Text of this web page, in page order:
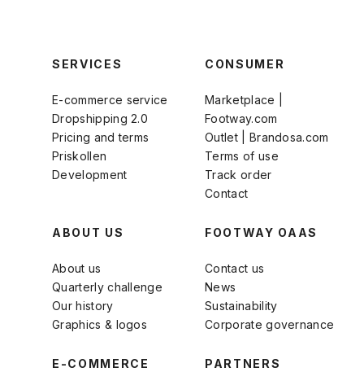
SERVICES
E-commerce service
Dropshipping 2.0
Pricing and terms
Priskollen
Development
CONSUMER
Marketplace |
Footway.com
Outlet | Brandosa.com
Terms of use
Track order
Contact
ABOUT US
About us
Quarterly challenge
Our history
Graphics & logos
FOOTWAY OAAS
Contact us
News
Sustainability
Corporate governance
E-COMMERCE PARTNERS